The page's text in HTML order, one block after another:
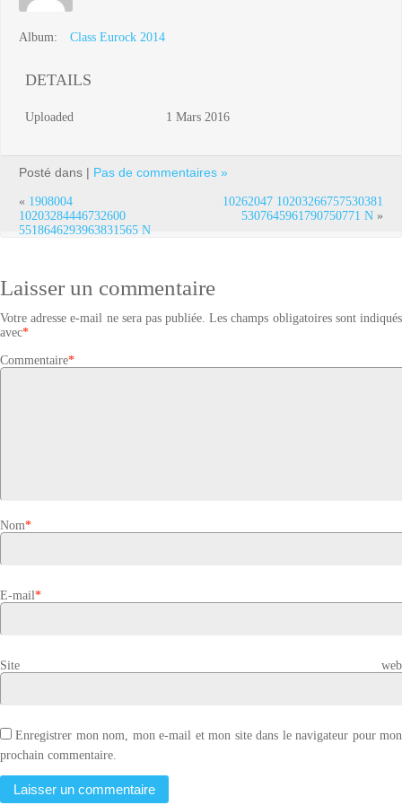
Album: Class Eurock 2014
DETAILS
Uploaded 1 Mars 2016
Posté dans | Pas de commentaires »
« 1908004
10203284446732600
5518646293963831565 N
10262047 10203266757530381
5307645961790750771 N »
Laisser un commentaire
Votre adresse e-mail ne sera pas publiée. Les champs obligatoires sont indiqués
avec*
Commentaire*
Nom*
E-mail*
Site web
Enregistrer mon nom, mon e-mail et mon site dans le navigateur pour mon
prochain commentaire.